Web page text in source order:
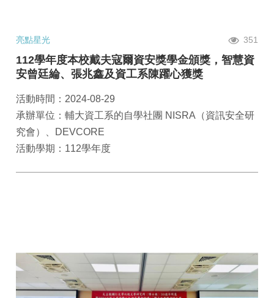
亮點星光 351
112學年度本校戴夫寇爾資安獎學金頒獎，智慧資
安曾廷綸、張兆鑫及資工系陳躍心獲獎
活動時間：2024-08-29
承辦單位：輔大資工系的自學社團 NISRA（資訊安全研
究會）、DEVCORE
活動學期：112學年度